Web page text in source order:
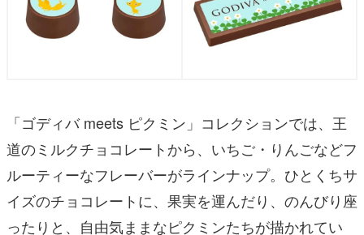
「ゴディバ meets ピクミン」コレクションでは、王
道のミルクチョコレートから、いちご・りんごなどフ
ルーティーなフレーバーがラインナップ。ひとくちサ
イズのチョコレートに、果実を運んだり、のんびり座
ったりと、自由気ままなピクミンたちが描かれてい